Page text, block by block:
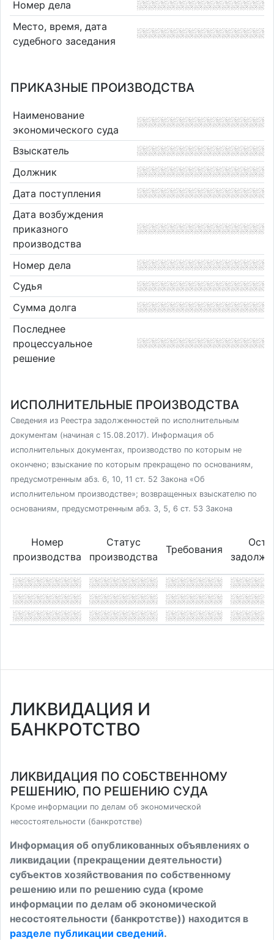
Номер дела
Место, время, дата
судебного заседания
ПРИКАЗНЫЕ ПРОИЗВОДСТВА
Наименование
экономического суда
Взыскатель
Должник
Дата поступления
Дата возбуждения
приказного
производства
Номер дела
Судья
Сумма долга
Последнее
процессуальное
решение
ИСПОЛНИТЕЛЬНЫЕ ПРОИЗВОДСТВА
Сведения из Реестра задолженностей по исполнительным
документам (начиная с 15.08.2017). Информация об
исполнительных документах, производство по которым не
окончено; взыскание по которым прекращено по основаниям,
предусмотренным абз. 6, 10, 11 ст. 52 Закона «Об
исполнительном производстве»; возвращенных взыскателю по
основаниям, предусмотренным абз. 3, 5, 6 ст. 53 Закона
Номер
производства
Статус
производства
Требования
ЛИКВИДАЦИЯ И
БАНКРОТСТВО
ЛИКВИДАЦИЯ ПО СОБСТВЕННОМУ
РЕШЕНИЮ, ПО РЕШЕНИЮ СУДА
Кроме информации по делам об экономической
несостоятельности (банкротстве)
Информация об опубликованных объявлениях о
ликвидации (прекращении деятельности)
субъектов хозяйствования по собственному
решению или по решению суда (кроме
информации по делам об экономической
несостоятельности (банкротстве)) находится в
разделе публикации сведений.